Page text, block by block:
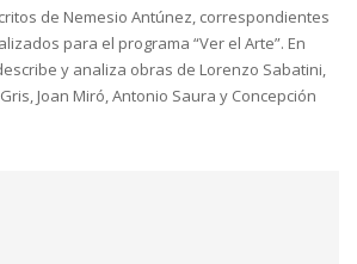
de Nemesio Antúnez, correspondientes
para el programa “Ver el Arte”. En
y analiza obras de Lorenzo Sabatini,
Joan Miró, Antonio Saura y Concepción